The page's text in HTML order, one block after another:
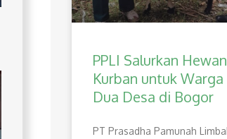
PPLI Salurkan Hewan
Kurban untuk Warga
Dua Desa di Bogor
PT Prasadha Pamunah